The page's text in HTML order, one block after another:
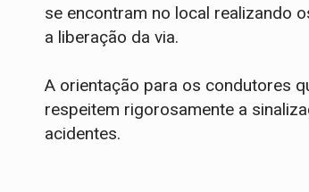
se encontram no local realizando
a liberação da via.
​A orientação para os condutores
respeitem rigorosamente a
acidentes.